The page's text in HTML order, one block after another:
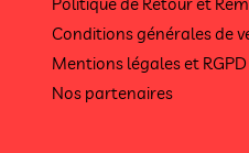
Politique de Retour et
Conditions générales de
Mentions légales et RGPD
Nos partenaires